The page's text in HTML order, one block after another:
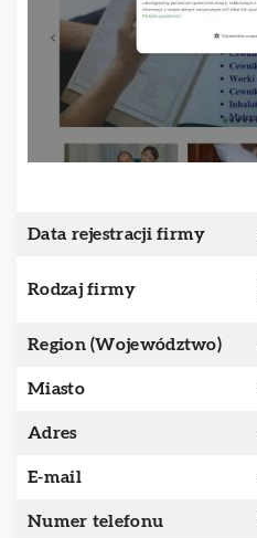
Data rejestracji firmy
Rodzaj firmy
Region (Województwo)
Miasto
Adres
E-mail
Numer telefonu